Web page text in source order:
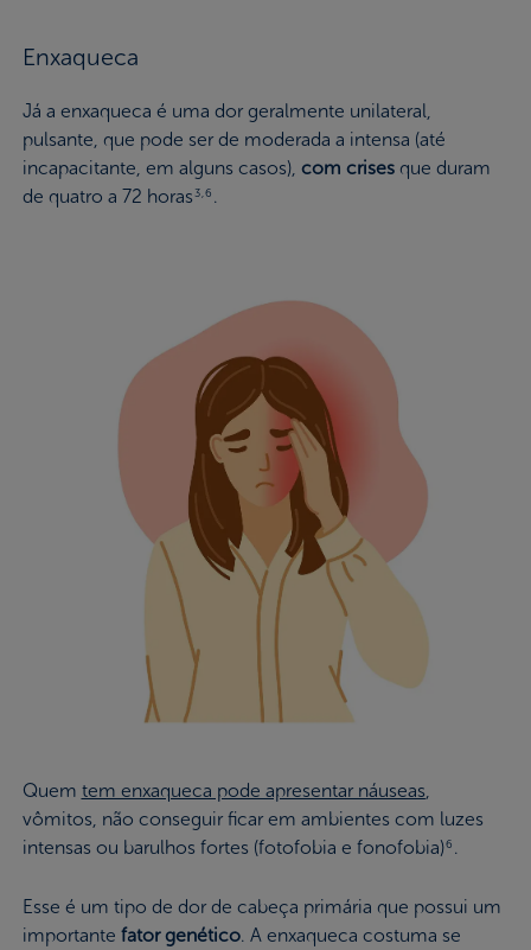
Enxaqueca
Já a enxaqueca é uma dor geralmente unilateral,
pulsante, que pode ser de moderada a intensa (até
incapacitante, em alguns casos), com crisesque duram
de quatro a 72 horas 3,6 .
Quem tem enxaqueca pode apresentar náuseas
vômitos, não conseguir ficar em ambientes com luzes
intensas ou barulhos fortes (fotofobia e fonofobia)6 .
Esse é um tipo de dor de cabeça primária que possui um
importante fator genético. A enxaqueca costuma se